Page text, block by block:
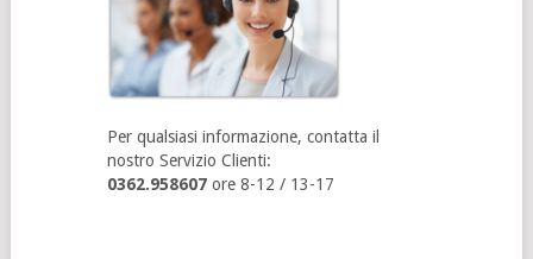
Per qualsiasi informazione, contatta il
nostro Servizio Clienti:
0362.958607ore 8-12 / 13-17